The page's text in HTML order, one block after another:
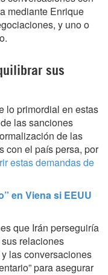
mediante Enrique
y uno o
sus
lo primordial en estas
las sanciones
de las
con el país persa, por
estas demandas de
en Viena si EEUU
que Irán perseguiría
relaciones
las conversaciones
para asegurar